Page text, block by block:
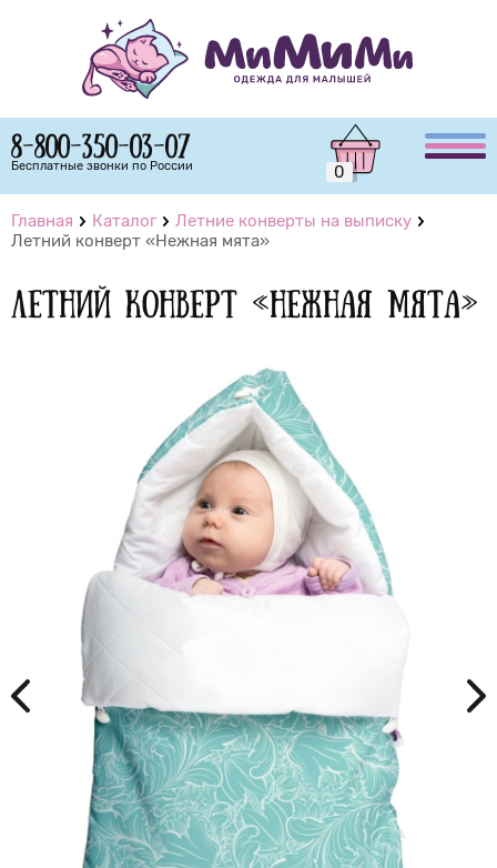
8-800-350-03-07
Бесплатные звонки по России 0
Главная Каталог
Летние конверты на выписку
Летний конверт «Нежная мята»
Летний конверт «Нежная мята»